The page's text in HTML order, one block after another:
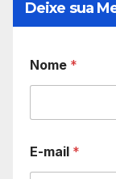
Deixe sua
Nome *
E-mail *